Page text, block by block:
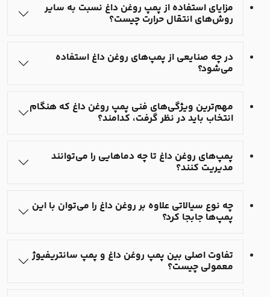
مزایای استفاده از پمپ روغن داغ نسبت به سایر
روش‌های انتقال حرارت چیست؟
در چه صنایعی از پمپ‌های روغن داغ استفاده
می‌شود؟
مهم‌ترین ویژگی‌های فنی پمپ روغن داغ که هنگام
انتخاب باید در نظر گرفت، کدامند؟
پمپ‌های روغن داغ تا چه دماهایی را می‌توانند
مدیریت کنند؟
چه نوع سیالاتی علاوه بر روغن داغ را می‌توان با این
پمپ‌ها جابجا کرد؟
تفاوت اصلی بین پمپ روغن داغ و پمپ سانتریفیوژ
معمولی چیست؟